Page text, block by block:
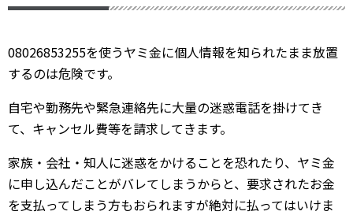
08026853255を使うヤミ金に個人情報を知られたまま放置
するのは危険です。
自宅や勤務先や緊急連絡先に大量の迷惑電話を掛けてき
て、キャンセル費等を請求してきます。
家族・会社・知人に迷惑をかけることを恐れたり、ヤミ金
に申し込んだことがバレてしまうからと、要求されたお金
を支払ってしまう方もおられますが絶対に払ってはいけま